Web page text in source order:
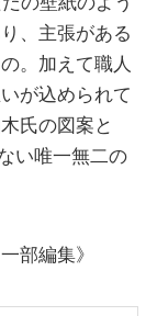
、主張がある
。加えて職人
が込められて
氏の図案と
い唯一無二の
部編集》